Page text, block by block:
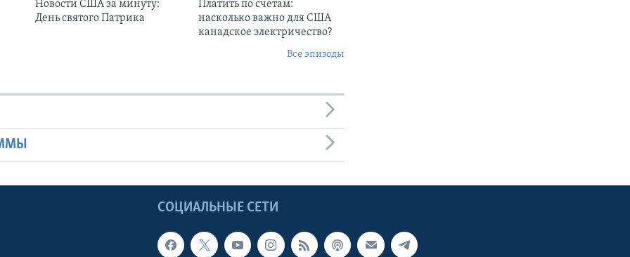
Новости США за минуту:
День святого Патрика
Платить по счетам:
насколько важно для США
канадское электричество?
Все эпизоды
СОЦИАЛЬНЫЕ СЕТИ